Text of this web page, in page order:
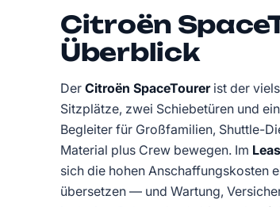
Citroën
Überblick
Der Citroën SpaceTourerist der
Sitzplätze, zwei Schiebetüren und
Begleiter für Großfamilien, Shuttle-
Material plus Crew bewegen. Im
sich die hohen Anschaffungskosten
übersetzen — und Wartung,